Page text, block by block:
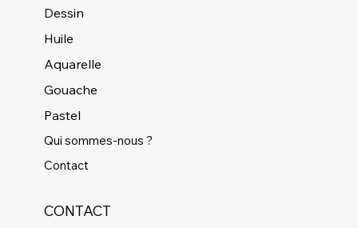
Dessin
Huile
Aquarelle
Gouache
Pastel
Qui sommes-nous ?
Contact
CONTACT